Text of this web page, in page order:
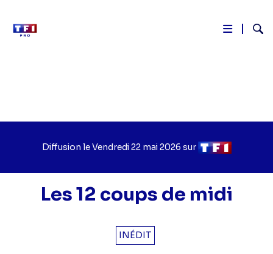
Diffusion leJour
diffusion
Vendredi 22 mai 2026 sur Chaîne
diffusion
Les 12 coups de midi
INÉDIT